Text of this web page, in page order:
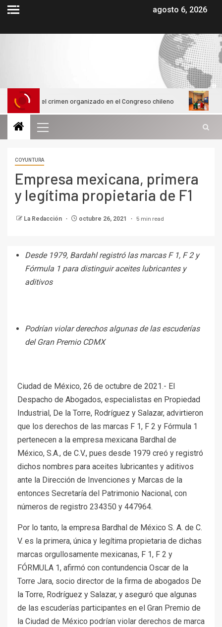
agosto 6, 2026
crimen organizado en el Congreso chileno Alumnas
COYUNTURA
Empresa mexicana, primera
y legítima propietaria de F1
La Redacción octubre 26, 2021 5 min read
Desde 1979, Bardahl registró las marcas F 1, F 2 y
Fórmula 1 para distinguir aceites lubricantes y
aditivos
Podrían violar derechos algunas de las escuderías
del Gran Premio CDMX
Ciudad de México, 26 de octubre de 2021.- El
Despacho de Abogados, especialistas en Propiedad
Industrial, De la Torre, Rodríguez y Salazar, advirtieron
que los derechos de las marcas F 1, F 2 y Fórmula 1
pertenecen a la empresa mexicana Bardhal de
México, S.A., de C.V., pues desde 1979 creó y registró
dichos nombres para aceites lubricantes y aditivos
ante la Dirección de Invenciones y Marcas de la
entonces Secretaría del Patrimonio Nacional, con
números de registro 234350 y 447964.
Por lo tanto, la empresa Bardhal de México S. A. de C.
V. es la primera, única y legítima propietaria de dichas
marcas orgullosamente mexicanas, F 1, F 2 y
FÓRMULA 1, afirmó con contundencia Oscar de la
Torre Jara, socio director de la firma de abogados De
la Torre, Rodríguez y Salazar, y aseguró que algunas
de las escuderías participantes en el Gran Premio de
la Ciudad de México podrían violar derechos de marca